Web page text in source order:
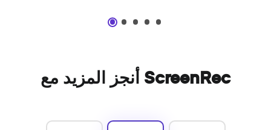
أنجز المزيد مع ScreenRec